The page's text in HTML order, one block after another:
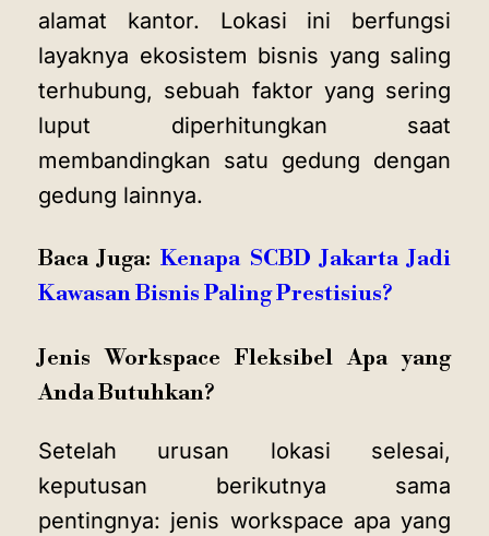
alamat kantor. Lokasi ini berfungsi
layaknya ekosistem bisnis yang saling
terhubung, sebuah faktor yang sering
luput diperhitungkan saat
membandingkan satu gedung dengan
gedung lainnya.
Baca Juga: Kenapa SCBD Jakarta Jadi
Kawasan Bisnis Paling Prestisius?
Jenis Workspace Fleksibel Apa yang
Anda Butuhkan?
Setelah urusan lokasi selesai,
keputusan berikutnya sama
pentingnya: jenis workspace apa yang